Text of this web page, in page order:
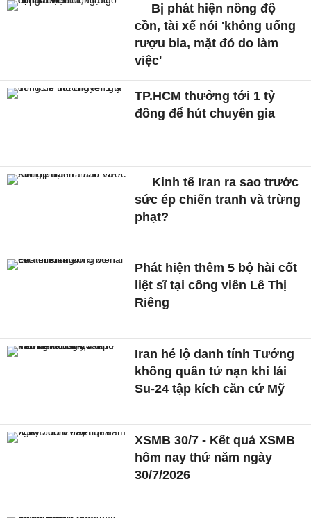
Bị phát hiện nồng độ
cồn, tài xế nói 'không uống
rượu bia, mặt đỏ do làm
việc'
TP.HCM thưởng tới 1 tỷ
đồng để hút chuyên gia
Kinh tế Iran ra sao trước
sức ép chiến tranh và trừng
phạt?
Phát hiện thêm 5 bộ hài cốt
liệt sĩ tại công viên Lê Thị
Riêng
Iran hé lộ danh tính Tướng
không quân tử nạn khi lái
Su-24 tập kích căn cứ Mỹ
XSMB 30/7 - Kết quả XSMB
hôm nay thứ năm ngày
30/7/2026